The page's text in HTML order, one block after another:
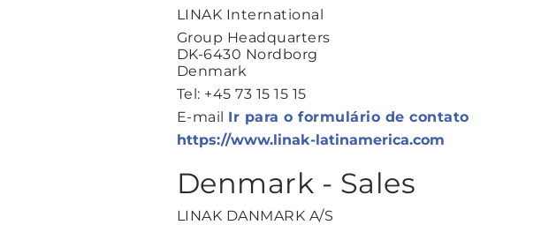
LINAK International
Group Headquarters
DK-6430 Nordborg
Denmark
Tel: +45 73 15 15 15
E-mail Ir para o formulário de contato
https://www.linak-latinamerica.com
Denmark - Sales
LINAK DANMARK A/S